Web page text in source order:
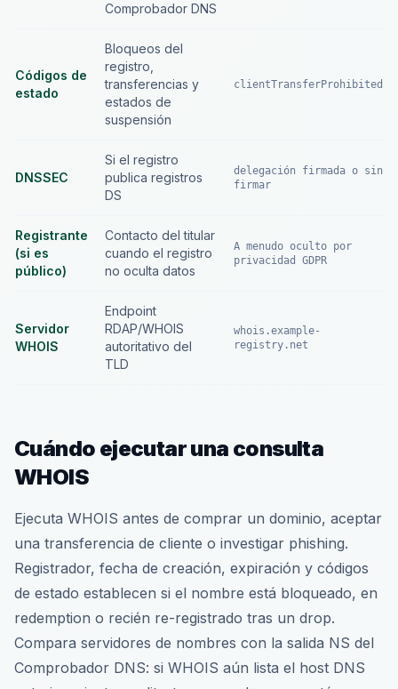
Comprobador DNS
Códigos de
estado
Bloqueos del
registro,
transferencias y
estados de
suspensión
clientTransferProhibited
DNSSEC
Si el registro
publica registros
DS
delegación firmada o sin
firmar
Registrante
(si es
público)
Contacto del titular
cuando el registro
no oculta datos
A menudo oculto por
privacidad GDPR
Servidor
WHOIS
Endpoint
RDAP/WHOIS
autoritativo del
TLD
whois.example-
registry.net
Cuándo ejecutar una consulta
WHOIS
Ejecuta WHOIS antes de comprar un dominio, aceptar
una transferencia de cliente o investigar phishing.
Registrador, fecha de creación, expiración y códigos
de estado establecen si el nombre está bloqueado, en
redemption o recién re-registrado tras un drop.
Compara servidores de nombres con la salida NS del
Comprobador DNS: si WHOIS aún lista el host DNS